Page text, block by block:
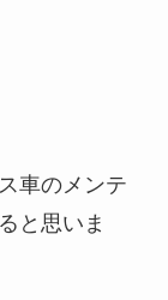
車のメンテ
と思いま